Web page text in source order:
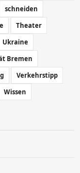
schneiden
Theater
Ukraine
Bremen
Verkehrstipp
Wissen